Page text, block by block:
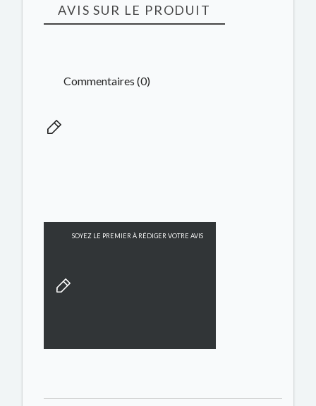
AVIS SUR LE PRODUIT
Commentaires (0)
SOYEZ LE PREMIER À RÉDIGER VOTRE AVIS